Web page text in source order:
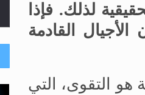
لذلك. فإذا
القادمة
التقوى، التي